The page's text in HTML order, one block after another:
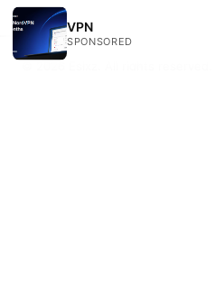
VPN
SPONSORED